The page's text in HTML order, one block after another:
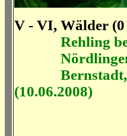
V - VI, Wälder (0
Rehling
Nördlingen,
Bernstadt,
(10.06.2008)